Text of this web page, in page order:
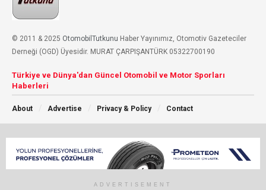
© 2011 & 2025 OtomobilTutkunu Haber Yayınımız, Otomotiv Gazeteciler
Derneği (OGD) Üyesidir. MURAT ÇARPIŞANTÜRK 05322700190
Türkiye ve Dünya'dan Güncel Otomobil ve Motor Sporları
Haberleri
About Advertise Privacy & Policy Contact
Sosyal Medyada Takip Et
ADVERTISEMENT